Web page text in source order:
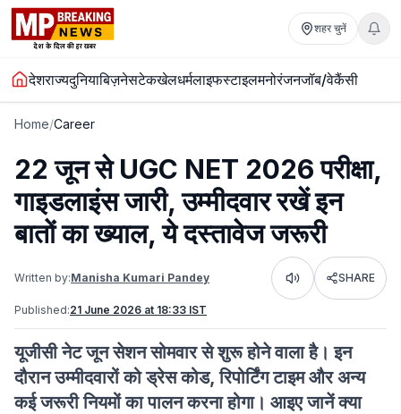
शहर चुनें
देशराज्यदुनियाबिज़नेसटेकखेलधर्मलाइफस्टाइलमनोरंजनजॉब/वेकैंसी
Home/Career
22 जून से UGC NET 2026 परीक्षा,
गाइडलाइंस जारी, उम्मीदवार रखें इन
बातों का ख्याल, ये दस्तावेज जरूरी
Written by:Manisha Kumari Pandey Listen SHARE
Published:21 June 2026 at 18:33 IST
यूजीसी नेट जून सेशन सोमवार से शुरू होने वाला है। इन
दौरान उम्मीदवारों को ड्रेस कोड, रिपोर्टिंग टाइम और अन्य
कई जरूरी नियमों का पालन करना होगा। आइए जानें क्या